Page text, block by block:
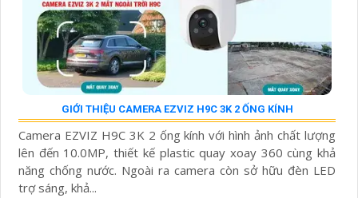
GIỚI THIỆU CAMERA EZVIZ H9C 3K 2 ỐNG KÍNH
Camera EZVIZ H9C 3K 2 ống kính với hình ảnh chất lượng
lên đến 10.0MP, thiết kế plastic quay xoay 360 cùng khả
năng chống nước. Ngoài ra camera còn sở hữu đèn LED
trợ sáng, khả...